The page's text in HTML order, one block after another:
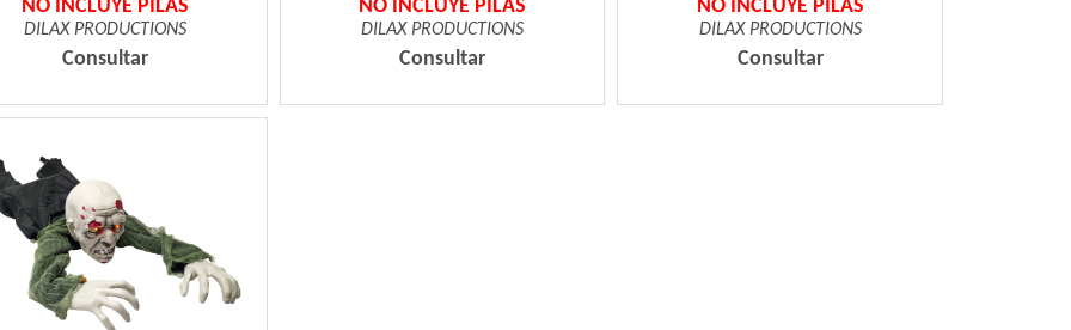
NO INCLUYE PILAS
DILAX PRODUCTIONS
Consultar
NO INCLUYE PILAS
DILAX PRODUCTIONS
Consultar
NO INCLUYE PILAS
DILAX PRODUCTIONS
Consultar